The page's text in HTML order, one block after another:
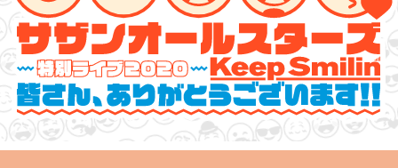
サザンオールスターズ 特別ライブ 2020